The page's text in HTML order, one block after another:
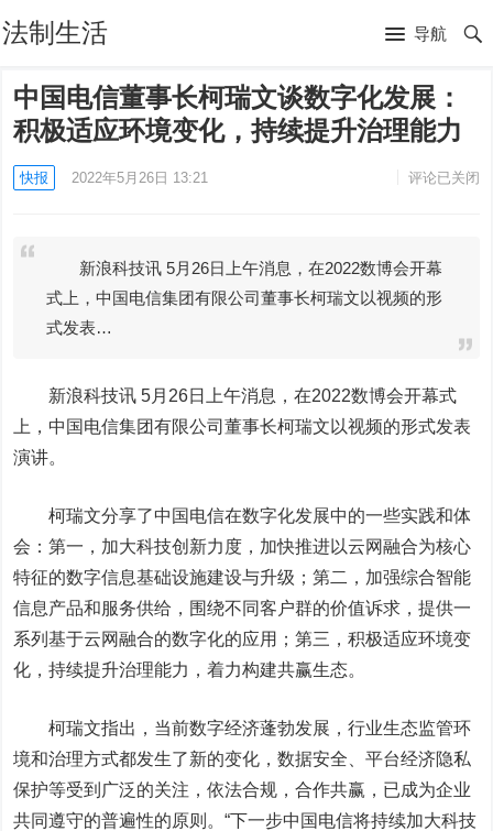
法制生活 导航
中国电信董事长柯瑞文谈数字化发展：
积极适应环境变化，持续提升治理能力
快报 2022年5月26日 13:21 评论已关闭
新浪科技讯 5月26日上午消息，在2022数博会开幕
式上，中国电信集团有限公司董事长柯瑞文以视频的形
式发表…
新浪科技讯 5月26日上午消息，在2022数博会开幕式
上，中国电信集团有限公司董事长柯瑞文以视频的形式发表
演讲。
柯瑞文分享了中国电信在数字化发展中的一些实践和体
会：第一，加大科技创新力度，加快推进以云网融合为核心
特征的数字信息基础设施建设与升级；第二，加强综合智能
信息产品和服务供给，围绕不同客户群的价值诉求，提供一
系列基于云网融合的数字化的应用；第三，积极适应环境变
化，持续提升治理能力，着力构建共赢生态。
柯瑞文指出，当前数字经济蓬勃发展，行业生态监管环
境和治理方式都发生了新的变化，数据安全、平台经济隐私
保护等受到广泛的关注，依法合规，合作共赢，已成为企业
共同遵守的普遍性的原则。“下一步中国电信将持续加大科技